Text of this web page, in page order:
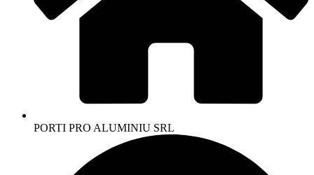
PORTI PRO ALUMINIU SRL